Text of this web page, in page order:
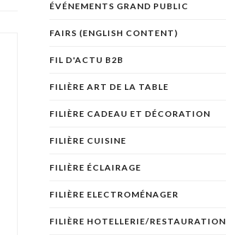
ÉVÉNEMENTS GRAND PUBLIC
FAIRS (ENGLISH CONTENT)
FIL D'ACTU B2B
FILIÈRE ART DE LA TABLE
FILIÈRE CADEAU ET DÉCORATION
FILIÈRE CUISINE
FILIÈRE ÉCLAIRAGE
FILIÈRE ELECTROMÉNAGER
FILIÈRE HOTELLERIE/RESTAURATION